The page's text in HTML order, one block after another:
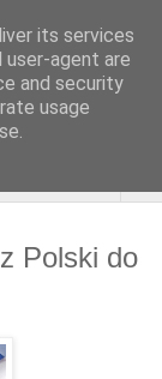
Polski do
its services
user-agent are
and security
usage